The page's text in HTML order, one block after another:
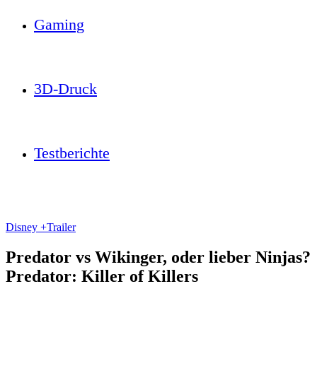
Gaming
3D-Druck
Testberichte
Disney +Trailer
Predator vs Wikinger, oder lieber Ninjas?
Predator: Killer of Killers